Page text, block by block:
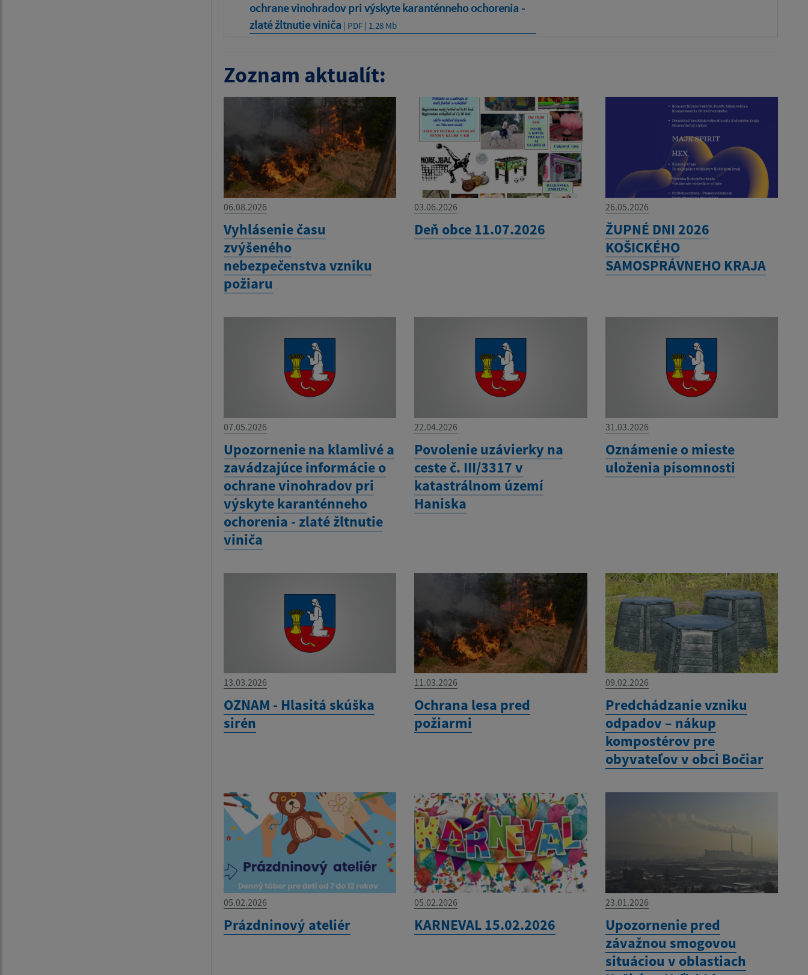
ochrane vinohradov pri výskyte karanténneho ochorenia -
zlaté žltnutie viniča | PDF | 1.28 Mb
Zoznam aktualít:
06.08.2026
Vyhlásenie času
zvýšeného
nebezpečenstva vzniku
požiaru
03.06.2026
Deň obce 11.07.2026
26.05.2026
ŽUPNÉ DNI 2026
KOŠICKÉHO
SAMOSPRÁVNEHO KRAJA
07.05.2026
Upozornenie na klamlivé a
zavádzajúce informácie o
ochrane vinohradov pri
výskyte karanténneho
ochorenia - zlaté žltnutie
viniča
22.04.2026
Povolenie uzávierky na
ceste č. III/3317 v
katastrálnom území
Haniska
31.03.2026
Oznámenie o mieste
uloženia písomnosti
13.03.2026
OZNAM - Hlasitá skúška
sirén
11.03.2026
Ochrana lesa pred
požiarmi
09.02.2026
Predchádzanie vzniku
odpadov – nákup
kompostérov pre
obyvateľov v obci Bočiar
05.02.2026
Prázdninový ateliér
05.02.2026
KARNEVAL 15.02.2026
23.01.2026
Upozornenie pred
závažnou smogovou
situáciou v oblastiach